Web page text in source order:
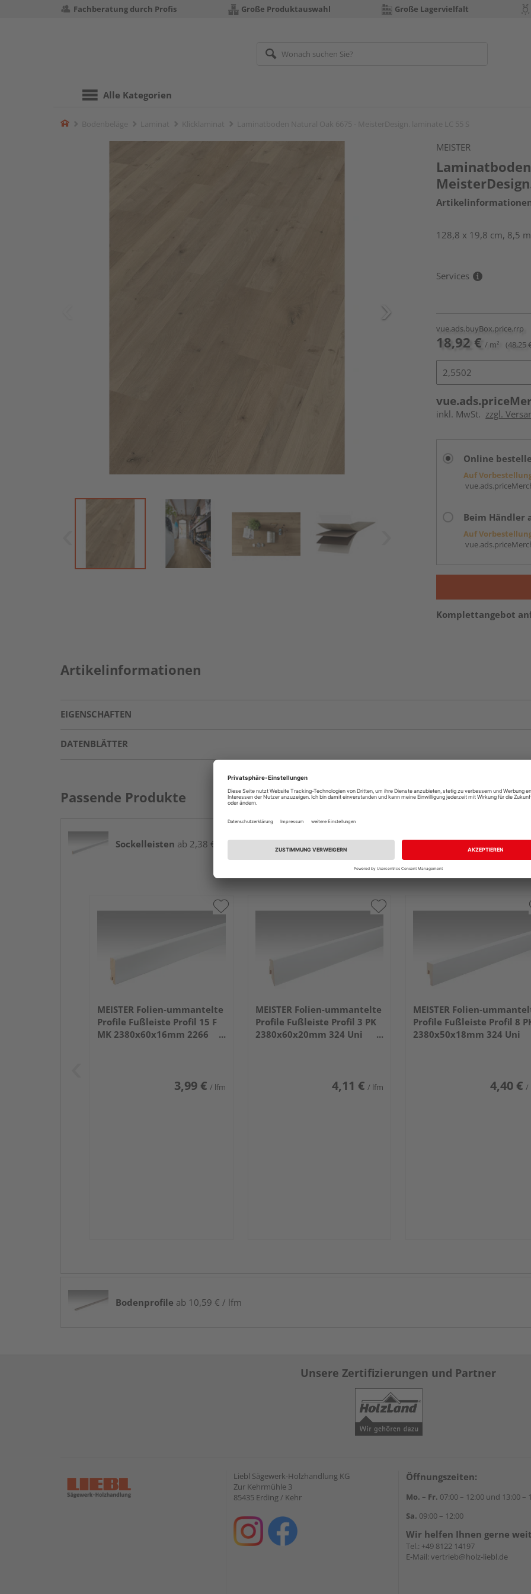
Fachberatung durch Profis Große Produktauswahl Große Lagervielfalt
Alle Kategorien
Home
MEISTER
128,8 x 19,8 cm, 8,5
Services
vue.ads.buyBox.price.rrp
18,92 € / m² (48,25
inkl. MwSt. zzgl.
Online
Auf
Beim Händler
Auf
Komplettangebot
Artikelinformationen
EIGENSCHAFTEN
DATENBLÄTTER
Passende Produkte
Sockelleisten ab 2,38 € / lfm
MEISTER Folien-ummantelte
Profile Fußleiste Profil 15 F
MK 2380x60x16mm 2266
3,99 € / lfm
MEISTER Folien-ummantelte
Profile Fußleiste Profil 3 PK
2380x60x20mm 324 Uni
4,11 € / lfm
MEISTER Folien-
Profile Fußleiste Profil 8
2380x50x18mm 324 Uni
4,40 € /
Bodenprofile ab 10,59 € / lfm
Unsere Zertifizierungen und Partner
Liebl Sägewerk-Holzhandlung KG
Zur Kehrmühle 3
85435 Erding / Kehr
Öffnungszeiten:
Mo. – Fr. 07:00 – 12:00 und 13:00 –
Sa. 09:00 – 12:00
Wir helfen Ihnen gerne
Tel.: +49 8122 14197
E-Mail: vertrieb@holz-liebl.de